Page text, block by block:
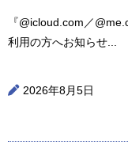
『@icloud.com／
利用の方へお知らせ...
2026年8月5日